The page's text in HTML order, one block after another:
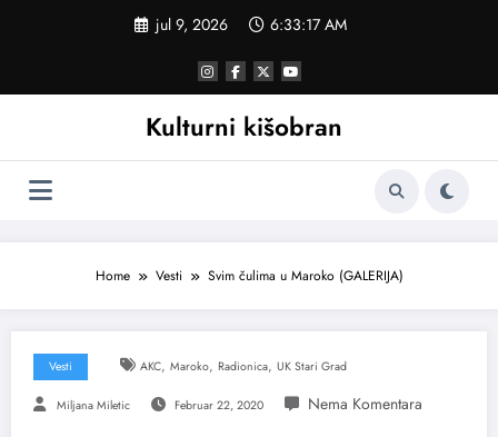
jul 9, 2026 6:33:18 AM
Kulturni kišobran
Home Vesti Svim čulima u Maroko (GALERIJA)
Vesti AKC, Maroko, Radionica, UK Stari Grad
Miljana Miletic Februar 22, 2020